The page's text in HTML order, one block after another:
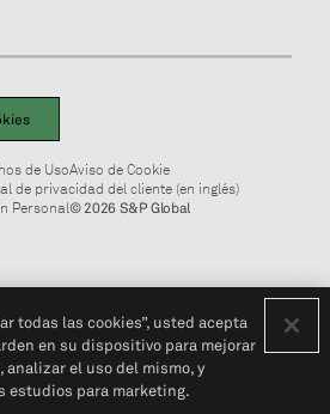
de UsoAviso de Cookie
de privacidad del cliente (en inglés)
Personal© 2026 S&P Global
todas las cookies”, usted acepta
en su dispositivo para mejorar
analizar el uso del mismo, y
estudios para marketing.